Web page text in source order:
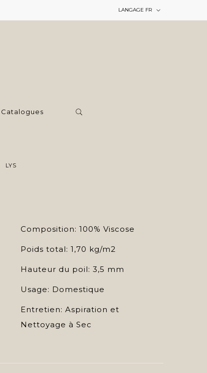
LANGAGE FR
Catalogues
LYS
Composition: 100% Viscose
Poids total: 1,70 kg/m2
Hauteur du poil: 3,5 mm
Usage: Domestique
Entretien: Aspiration et
Nettoyage à Sec